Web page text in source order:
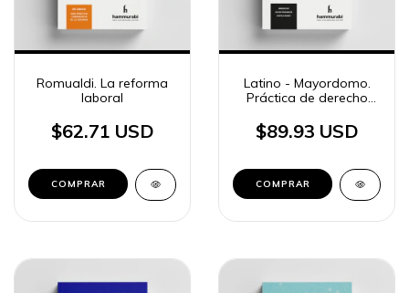
Romualdi. La reforma
laboral
$62.71 USD
COMPRAR
Latino - Mayordomo.
Práctica de derecho
$89.93 USD
COMPRAR